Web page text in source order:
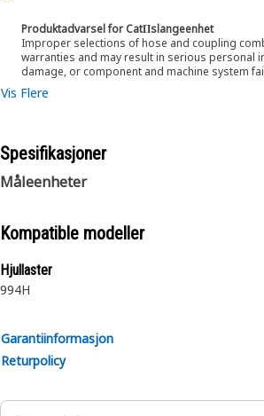
Produktadvarsel for CatΠslangeenhet
Improper selections of hose and coupling
warranties and may result in serious personal
damage, or component and machine system
Vis Flere
Spesifikasjoner
Måleenheter
Kompatible modeller
Hjullaster
994H
Garantiinformasjon
Returpolicy